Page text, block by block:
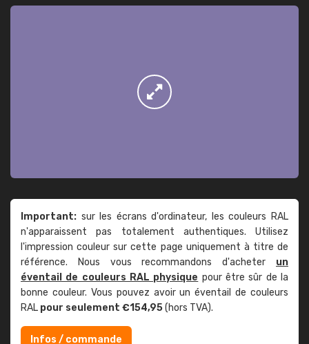
Important: sur les écrans d'ordinateur, les couleurs RAL
n'apparaissent pas totalement authentiques. Utilisez
l'impression couleur sur cette page uniquement à titre de
référence. Nous vous recommandons d'acheter un
éventail de couleurs RAL physique pour être sûr de la
bonne couleur. Vous pouvez avoir un éventail de couleurs
RAL pour seulement €154,95(hors TVA).
Infos / commande